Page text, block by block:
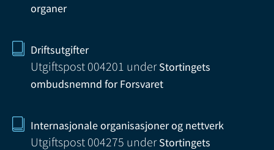
organer
Driftsutgifter
Utgiftspost 004201 underStortingets
ombudsnemnd for Forsvaret
Internasjonale organisasjoner og nettverk
Utgiftspost 004275 underStortingets